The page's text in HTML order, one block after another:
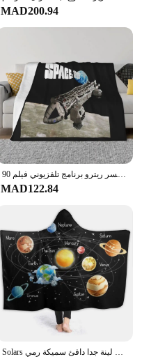
MAD200.94
MAD122.84